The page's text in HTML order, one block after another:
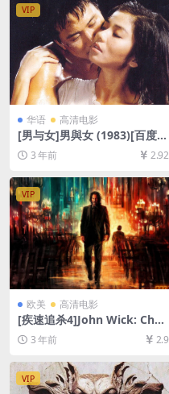
VIP
华语 高清电影
[男与女]男與女 (1983)[百度网
盘+夸克网盘1080P超清未删
减资源][网盘在线播放/下载]
[MP4/6.2GB][粤语中字]
3 年前 2.92
VIP
欧美 高清电影
[疾速追杀4]John Wick: Chap
ter 4 (2023)[百度网盘+迅雷
云盘资源1080P超清未删减]
3 年前 2.9
VIP